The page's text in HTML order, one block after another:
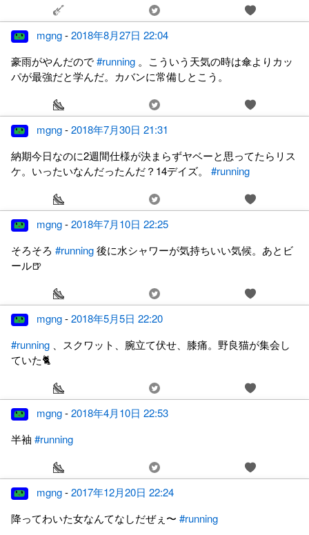
mgng-2018年8月27日 22:04
豪雨がやんだので#running 。こういう天気の時は傘よりカッ
パが最強だと学んだ。カバンに常備しとこう。
mgng-2018年7月30日 21:31
納期今日なのに2週間仕様が決まらずヤベーと思ってたらリス
ケ。いったいなんだったんだ？14デイズ。 #running
mgng-2018年7月10日 22:25
そろそろ #running後に水シャワーが気持ちいい気候。あとビ
ール🍺
mgng-2018年5月5日 22:20
#running 、スクワット、腕立て伏せ、膝痛。野良猫が集会し
ていた🐈
mgng-2018年4月10日 22:53
半袖 #running
mgng-2017年12月20日 22:24
降ってわいた女なんてなしだぜぇ〜 #running